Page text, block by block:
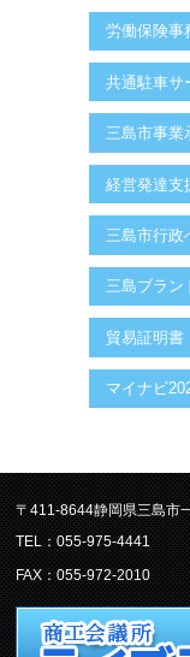
労働保険事
共通駐車サ
三島市事業
経営発達支
三島市行政
三島ブラン
貿易証明書
マイナビ
〒411-8644静岡県三島市
TEL：055-975-4441
FAX：055-972-2010